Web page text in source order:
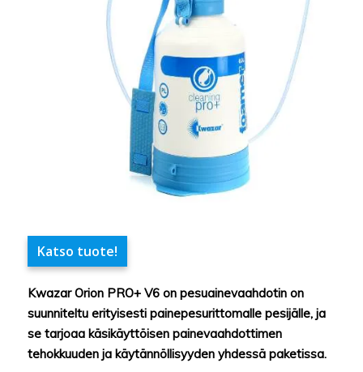
Katso tuote!
Kwazar Orion PRO+ V6 on pesuainevaahdotin on
suunniteltu erityisesti painepesurittomalle pesijälle, ja
se tarjoaa käsikäyttöisen painevaahdottimen
tehokkuuden ja käytännöllisyyden yhdessä paketissa.